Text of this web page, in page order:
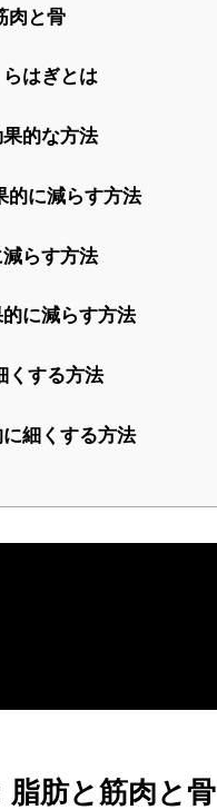
肉と骨
はぎとは
的な方法
的に減らす方法
らす方法
に減らす方法
くする方法
細くする方法
肪と筋肉と骨